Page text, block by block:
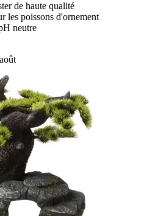
de haute qualité
les poissons d'ornement
neutre